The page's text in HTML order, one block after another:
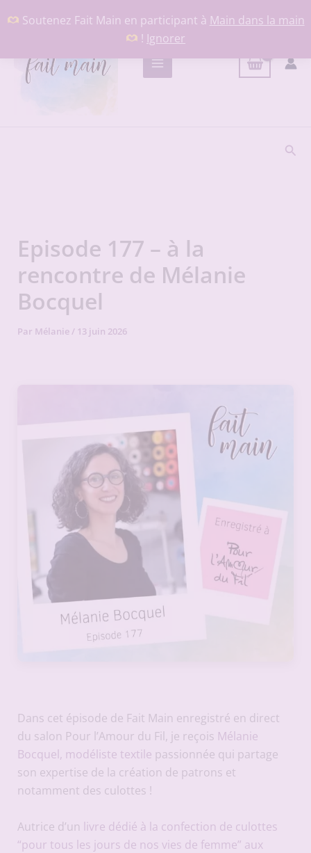
Soutenez Fait Main en participant à Main dans la main
! Ignorer
au
Episode 177 – à la
rencontre de Mélanie
Bocquel
Par Mélanie/ 13 juin 2026
Dans cet épisode de Fait Main enregistré en direct
du salon Pour l’Amour du Fil, je reçois Mélanie
Bocquel, modéliste textile passionnée qui partage
son expertise de la création de patrons et
notamment des culottes !
Autrice d’un
livre dédié à la confection de culottes
“pour tous les jours de nos vies de femme” aux